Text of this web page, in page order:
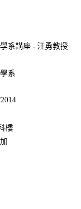
系講座 - 汪勇教授
系
樓